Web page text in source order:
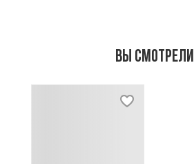
Вы смотрели